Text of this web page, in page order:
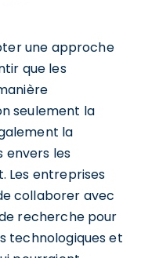
une approche
que les
seulement la
la
envers les
Les entreprises
collaborer avec
recherche pour
technologiques et